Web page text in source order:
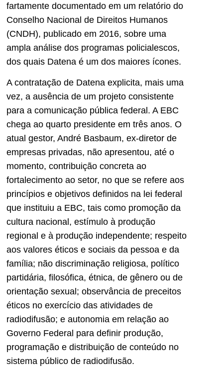
fartamente documentado em um relatório do
Conselho Nacional de Direitos Humanos
(CNDH), publicado em 2016, sobre uma
ampla análise dos programas policialescos,
dos quais Datena é um dos maiores ícones.
A contratação de Datena explicita, mais uma
vez, a ausência de um projeto consistente
para a comunicação pública federal. A EBC
chega ao quarto presidente em três anos. O
atual gestor, André Basbaum, ex-diretor de
empresas privadas, não apresentou, até o
momento, contribuição concreta ao
fortalecimento ao setor, no que se refere aos
princípios e objetivos definidos na lei federal
que instituiu a EBC, tais como promoção da
cultura nacional, estímulo à produção
regional e à produção independente; respeito
aos valores éticos e sociais da pessoa e da
família; não discriminação religiosa, político
partidária, filosófica, étnica, de gênero ou de
orientação sexual; observância de preceitos
éticos no exercício das atividades de
radiodifusão; e autonomia em relação ao
Governo Federal para definir produção,
programação e distribuição de conteúdo no
sistema público de radiodifusão.